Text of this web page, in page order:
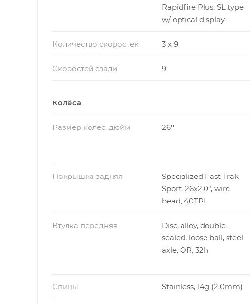
Rapidfire Plus, SL type
w/ optical display
Количество скоростей 3 x 9
Скоростей сзади 9
Колёса
Размер колес, дюйм 26''
Покрышка задняя
Specialized Fast Trak
Sport, 26x2.0", wire
bead, 40TPI
Втулка передняя
Disc, alloy, double-
sealed, loose ball, steel
axle, QR, 32h
Спицы Stainless, 14g (2.0mm)